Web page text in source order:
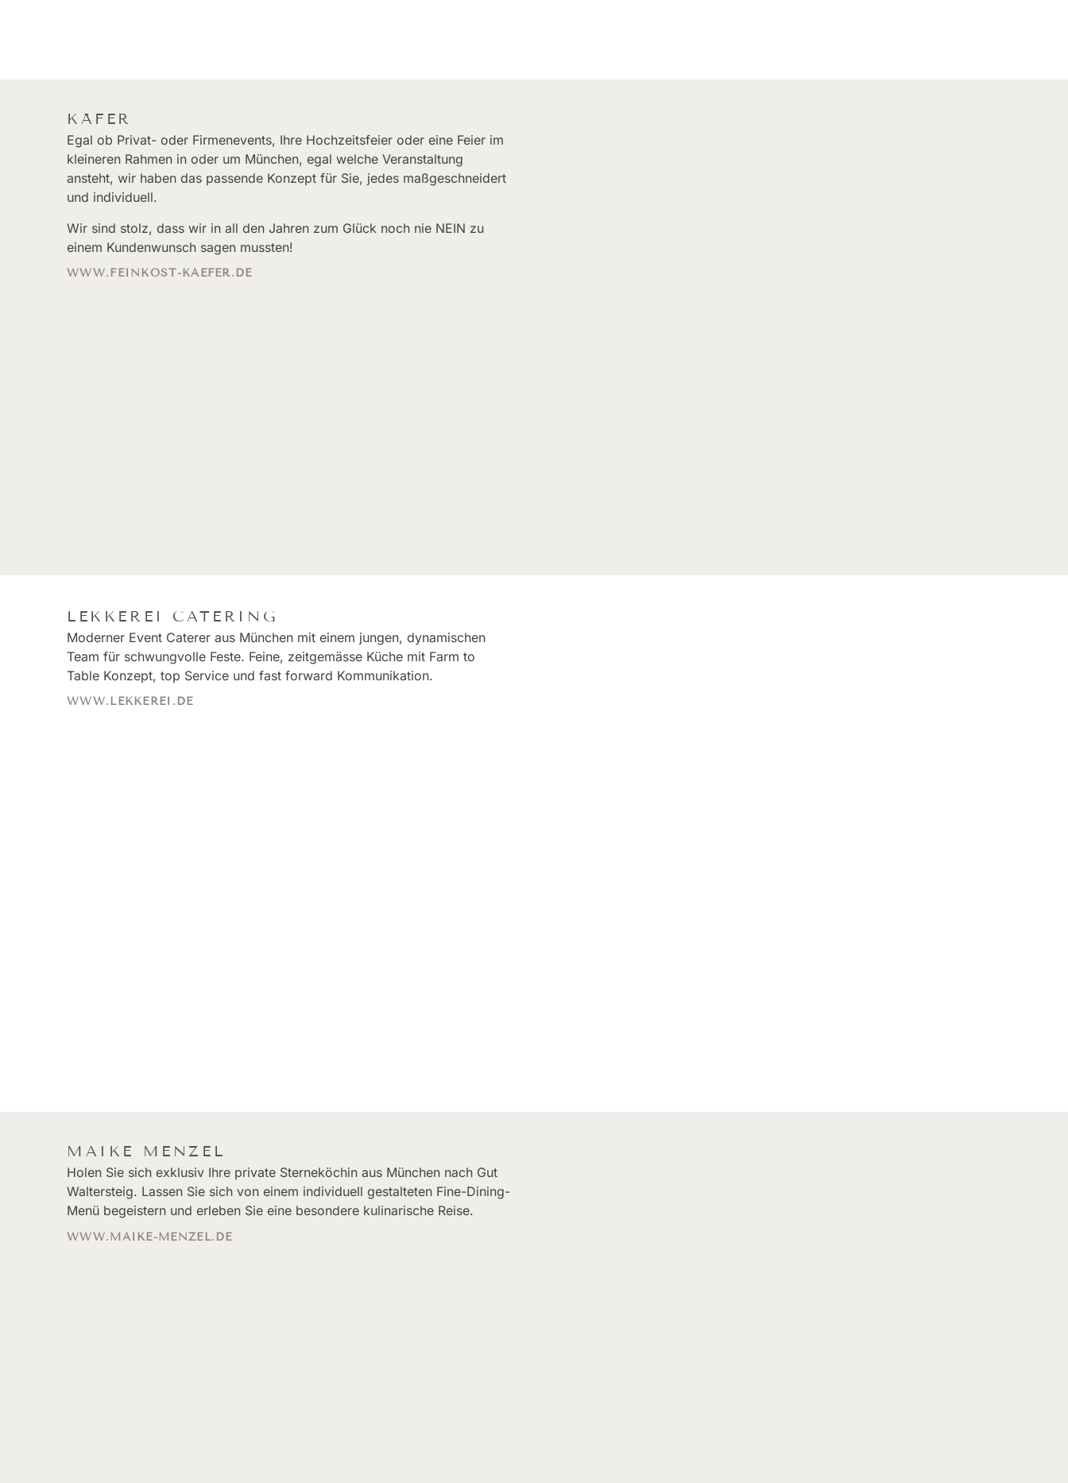
KÄFER
Egal ob Privat- oder Firmenevents, Ihre Hochzeitsfeier oder eine Feier im
kleineren Rahmen in oder um München, egal welche Veranstaltung
ansteht, wir haben das passende Konzept für Sie, jedes maßgeschneidert
und individuell.
Wir sind stolz, dass wir in all den Jahren zum Glück noch nie NEIN zu
einem Kundenwunsch sagen mussten!
WWW.FEINKOST-KAEFER.DE
LEKKEREI CATERING
Moderner Event Caterer aus München mit einem jungen, dynamischen
Team für schwungvolle Feste. Feine, zeitgemässe Küche mit Farm to
Table Konzept, top Service und fast forward Kommunikation.
WWW.LEKKEREI.DE
MAIKE MENZEL
Holen Sie sich exklusiv Ihre private Sterneköchin aus München nach Gut
Waltersteig. Lassen Sie sich von einem individuell gestalteten Fine-Dining-
Menü begeistern und erleben Sie eine besondere kulinarische Reise.
WWW.MAIKE-MENZEL.DE